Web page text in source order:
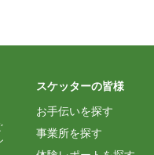
スケッターの皆様
お手伝いを探す
事業所を探す